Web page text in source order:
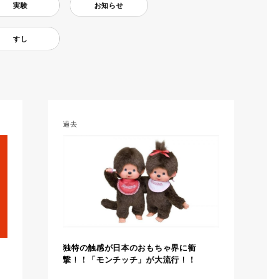
実験 お知らせ
すし
過去
独特の触感が日本のおもちゃ界に衝
撃！！「モンチッチ」が大流行！！